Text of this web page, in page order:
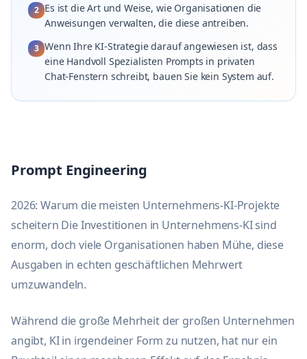
2 Es ist die Art und Weise, wie Organisationen die
Anweisungen verwalten, die diese antreiben.
3 Wenn Ihre KI-Strategie darauf angewiesen ist, dass
eine Handvoll Spezialisten Prompts in privaten
Chat-Fenstern schreibt, bauen Sie kein System auf.
Prompt Engineering
2026: Warum die meisten Unternehmens-KI-Projekte
scheitern Die Investitionen in Unternehmens-KI sind
enorm, doch viele Organisationen haben Mühe, diese
Ausgaben in echten geschäftlichen Mehrwert
umzuwandeln.
Während die große Mehrheit der großen Unternehmen
angibt, KI in irgendeiner Form zu nutzen, hat nur ein